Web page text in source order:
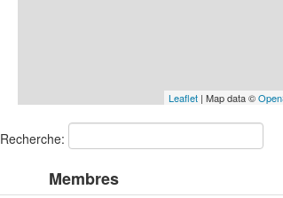
Leaflet| Map data ©
Recherche:
Membres